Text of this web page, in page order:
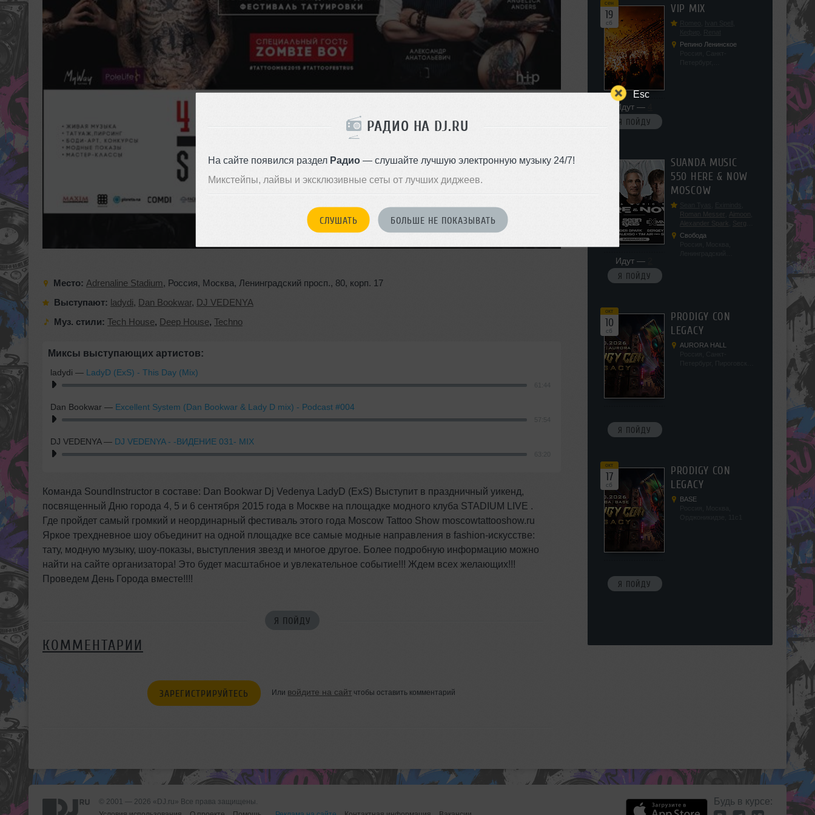
Esc
РАДИО НА DJ.RU
На сайте появился раздел Радио— слушайте лучшую электронную музыку 24/7!
Микстейпы, лайвы и эксклюзивные сеты от лучших диджеев.
СЛУШАТЬ БОЛЬШЕ НЕ ПОКАЗЫВАТЬ
Место: Adrenaline Stadium, Россия, Москва, Ленинградский просп., 80, корп. 17
Выступают: ladydi, Dan Bookwar, DJ VEDENYA
Муз. стили: Tech House, Deep House, Techno
Миксы выступающих артистов:
ladydi — LadyD (ExS) - This Day (Mix)
Dan Bookwar — Excellent System (Dan Bookwar & Lady D mix) - Podcast #004
DJ VEDENYA— DJ VEDENYA - -ВИДЕНИЕ 031- MIX
Команда SoundInstructor в составе: Dan Bookwar Dj Vedenya LadyD (ExS) Выступит в праздничный уикенд,
посвященный Дню города 4, 5 и 6 сентября 2015 года в Москве на площадке модного клуба STADIUM LIVE .
Где пройдет самый громкий и неординарный фестиваль этого года Moscow Tattoo Show moscowtattooshow.ru
Яркое трехдневное шоу объединит на одной площадке все самые модные направления в fashion-искусстве:
тату, модную музыку, шоу-показы, выступления звезд и многое другое. Более подробную информацию можно
найти на сайте организатора! Это будет масштабное и увлекательное событие!!! Ждем всех желающих!!!
Проведем День Города вместе!!!!
Я ПОЙДУ
КОММЕНТАРИИ
ЗАРЕГИСТРИРУЙТЕСЬ Или войдите на сайт чтобы оставить комментарий
сен
19
сб
Идут —
Я ПОЙДУ
VIP MIX
Репино Ленинское
Идут —
Я ПОЙДУ
SUANDA MUSIC
550 HERE & NOW
MOSCOW
Roman Messer
Aimoon
Alexander Spark
Sergey
Salekhov
AlexSo ,
Свобода
окт
10
сб
Я ПОЙДУ
PRODIGY CON
LEGACY
AURORA HALL
окт
17
сб
Я ПОЙДУ
PRODIGY CON
LEGACY
BASE
© 2001 — 2026 «DJ.ru» Все права защищены.
Будь в курсе: